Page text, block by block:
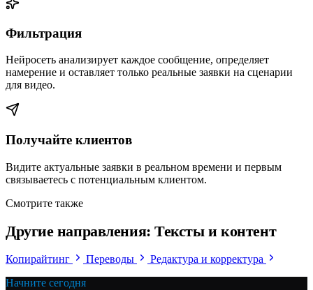
Фильтрация
Нейросеть анализирует каждое сообщение, определяет
намерение и оставляет только реальные заявки на сценарии
для видео.
Получайте клиентов
Видите актуальные заявки в реальном времени и первым
связываетесь с потенциальным клиентом.
Смотрите также
Другие направления: Тексты и контент
Копирайтинг Переводы
Редактура и корректура
Начните сегодня